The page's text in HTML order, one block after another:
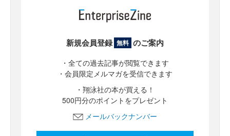
新規会員登録 無料 のご案内
・全ての過去記事が閲覧できます
・会員限定メルマガを受信できます
・翔泳社の本が買える！
500円分のポイントをプレゼント
メールバックナンバー